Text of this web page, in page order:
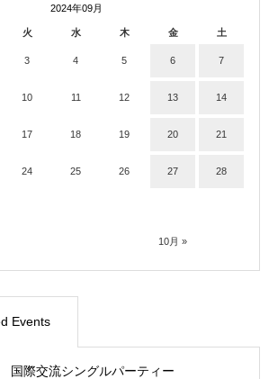
2024年09月
火 水 木 金 土
10月 »
3 4 5 6 7
10 11 12 13 14
17 18 19 20 21
24 25 26 27 28
Events
国際交流シングルパーティー